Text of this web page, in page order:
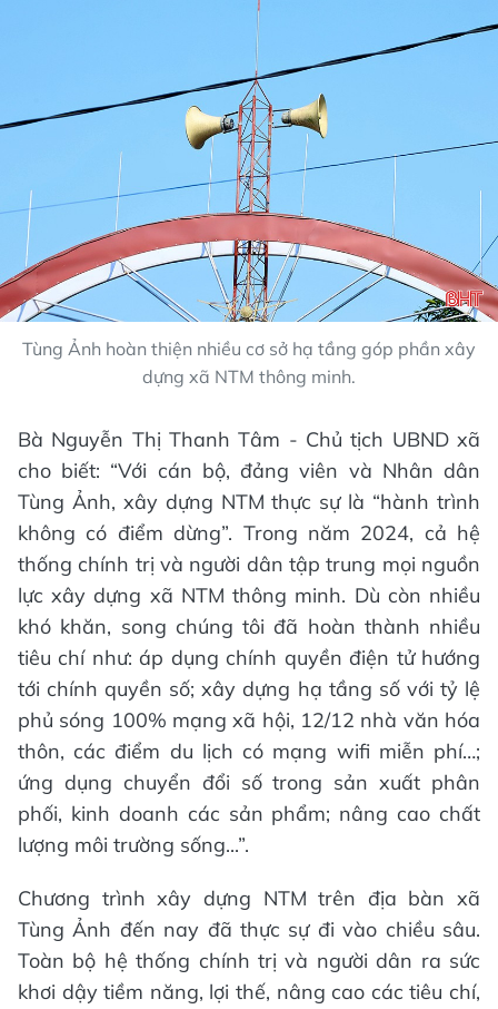
Tùng Ảnh hoàn thiện nhiều cơ sở hạ tầng góp phần xây
dựng xã NTM thông minh.
Bà Nguyễn Thị Thanh Tâm - Chủ tịch UBND xã
cho biết: “Với cán bộ, đảng viên và Nhân dân
Tùng Ảnh, xây dựng NTM thực sự là “hành trình
không có điểm dừng”. Trong năm 2024, cả hệ
thống chính trị và người dân tập trung mọi nguồn
lực xây dựng xã NTM thông minh. Dù còn nhiều
khó khăn, song chúng tôi đã hoàn thành nhiều
tiêu chí như: áp dụng chính quyền điện tử hướng
tới chính quyền số; xây dựng hạ tầng số với tỷ lệ
phủ sóng 100% mạng xã hội, 12/12 nhà văn hóa
thôn, các điểm du lịch có mạng wifi miễn phí…;
ứng dụng chuyển đổi số trong sản xuất phân
phối, kinh doanh các sản phẩm; nâng cao chất
lượng môi trường sống...”.
Chương trình xây dựng NTM trên địa bàn xã
Tùng Ảnh đến nay đã thực sự đi vào chiều sâu.
Toàn bộ hệ thống chính trị và người dân ra sức
khơi dậy tiềm năng, lợi thế, nâng cao các tiêu chí,